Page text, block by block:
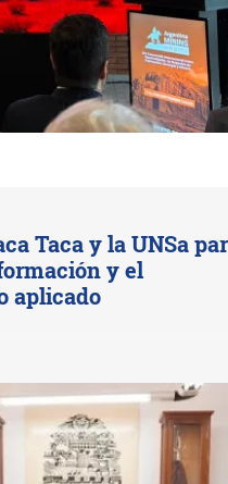
Taca y la UNSa
y el
aplicado